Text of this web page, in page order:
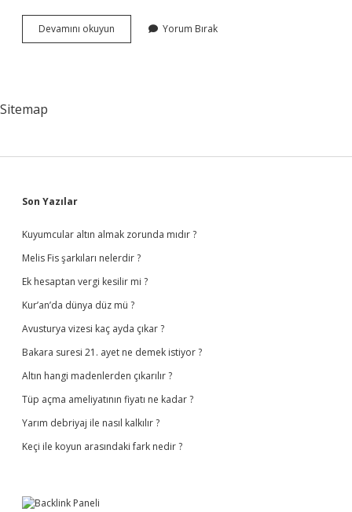
Devamını okuyun
Cerebelli
Yorum Bırak
Sitemap
Sidebar
Son Yazılar
Kuyumcular altın almak zorunda mıdır ?
Melis Fis şarkıları nelerdir ?
Ek hesaptan vergi kesilir mi ?
Kur’an’da dünya düz mü ?
Avusturya vizesi kaç ayda çıkar ?
Bakara suresi 21. ayet ne demek istiyor ?
Altın hangi madenlerden çıkarılır ?
Tüp açma ameliyatının fiyatı ne kadar ?
Yarım debriyaj ile nasıl kalkılır ?
Keçi ile koyun arasındaki fark nedir ?